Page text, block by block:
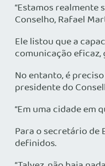
“Estamos realmente
Conselho, Rafael
Ele listou que a
comunicação
No entanto, é
presidente do
“Em uma cidade em
Para o secretário de
definidos.